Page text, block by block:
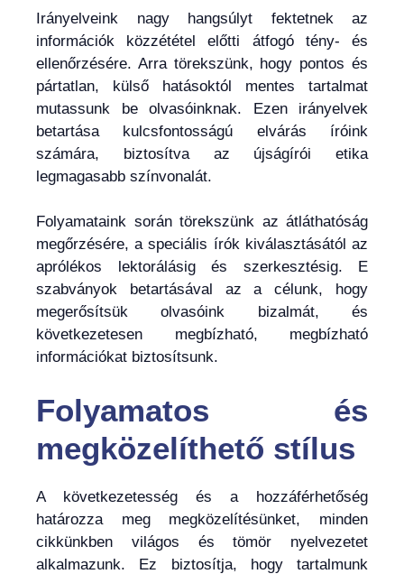
Irányelveink nagy hangsúlyt fektetnek az
információk közzététel előtti átfogó tény- és
ellenőrzésére. Arra törekszünk, hogy pontos és
pártatlan, külső hatásoktól mentes tartalmat
mutassunk be olvasóinknak. Ezen irányelvek
betartása kulcsfontosságú elvárás íróink
számára, biztosítva az újságírói etika
legmagasabb színvonalát.
Folyamataink során törekszünk az átláthatóság
megőrzésére, a speciális írók kiválasztásától az
aprólékos lektorálásig és szerkesztésig. E
szabványok betartásával az a célunk, hogy
megerősítsük olvasóink bizalmát, és
következetesen megbízható, megbízható
információkat biztosítsunk.
Folyamatos és
megközelíthető stílus
A következetesség és a hozzáférhetőség
határozza meg megközelítésünket, minden
cikkünkben világos és tömör nyelvezetet
alkalmazunk. Ez biztosítja, hogy tartalmunk